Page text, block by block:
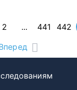
2 ... 441 442